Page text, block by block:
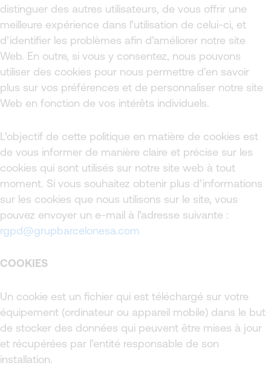
distinguer des autres utilisateurs, de vous offrir une
meilleure expérience dans l’utilisation de celui-ci, et
d’identifier les problèmes afin d’améliorer notre site
Web. En outre, si vous y consentez, nous pouvons
utiliser des cookies pour nous permettre d’en savoir
plus sur vos préférences et de personnaliser notre site
Web en fonction de vos intérêts individuels.
L’objectif de cette politique en matière de cookies est
de vous informer de manière claire et précise sur les
cookies qui sont utilisés sur notre site web à tout
moment. Si vous souhaitez obtenir plus d’informations
sur les cookies que nous utilisons sur le site, vous
pouvez envoyer un e-mail à l’adresse suivante :
rgpd@grupbarcelonesa.com
COOKIES
Un cookie est un fichier qui est téléchargé sur votre
équipement (ordinateur ou appareil mobile) dans le but
de stocker des données qui peuvent être mises à jour
et récupérées par l’entité responsable de son
installation.